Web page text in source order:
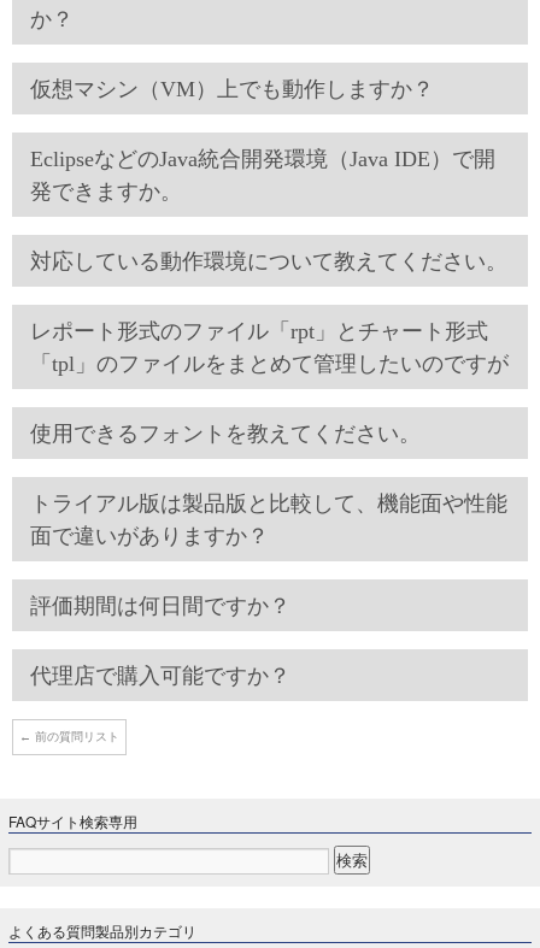
か？
仮想マシン（VM）上でも動作しますか？
EclipseなどのJava統合開発環境（Java IDE）で開
発できますか。
対応している動作環境について教えてください。
レポート形式のファイル「rpt」とチャート形式
「tpl」のファイルをまとめて管理したいのですが
使用できるフォントを教えてください。
トライアル版は製品版と比較して、機能面や性能
面で違いがありますか？
評価期間は何日間ですか？
代理店で購入可能ですか？
← 前の質問リスト
FAQサイト検索専用
よくある質問製品別カテゴリ